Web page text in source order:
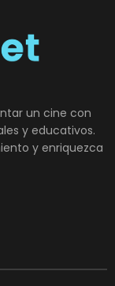
un cine con
y educativos.
y enriquezca